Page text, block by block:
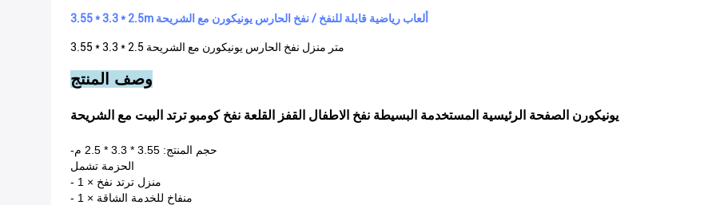
3.55 * 3.3 * 2.5m ألعاب رياضية قابلة للنفخ / نفخ الحارس يونيكورن مع الشريحة
3.55 * 3.3 * 2.5 متر منزل نفخ الحارس يونيكورن مع الشريحة
وصف المنتج
يونيكورن الصفحة الرئيسية المستخدمة البسيطة نفخ الاطفال القفز القلعة نفخ كومبو ترتد البيت مع الشريحة
-حجم المنتج: 3.55 * 3.3 * 2.5 م
الحزمة تشمل
- 1 × منزل ترتد نفخ
- 1 × منفاخ للخدمة الشاقة